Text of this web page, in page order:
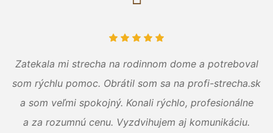
Zatekala mi strecha na rodinnom dome a potreboval
som rýchlu pomoc. Obrátil som sa na profi-strecha.sk
a som veľmi spokojný. Konali rýchlo, profesionálne
a za rozumnú cenu. Vyzdvihujem aj komunikáciu.